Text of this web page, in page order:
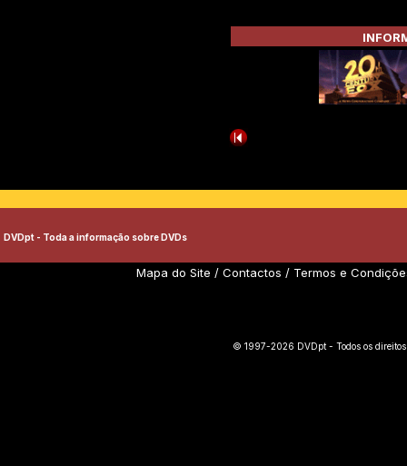
DVDpt - Toda a informação sobre DVDs
Mapa do Site / Contactos / Termos e
© 1997-2026 DVDpt - Todos os direitos